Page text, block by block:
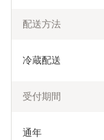
配送方法
冷蔵配送
受付期間
通年